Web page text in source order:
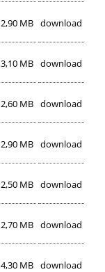
2,90 MB download
3,10 MB download
2,60 MB download
2,90 MB download
2,50 MB download
2,70 MB download
4,30 MB download